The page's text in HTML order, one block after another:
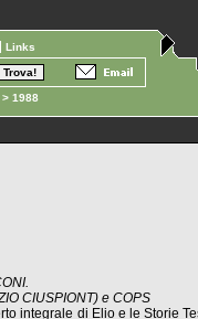
> 1988
Links
CIUSPIONT) e COPS
integrale di Elio e le Storie